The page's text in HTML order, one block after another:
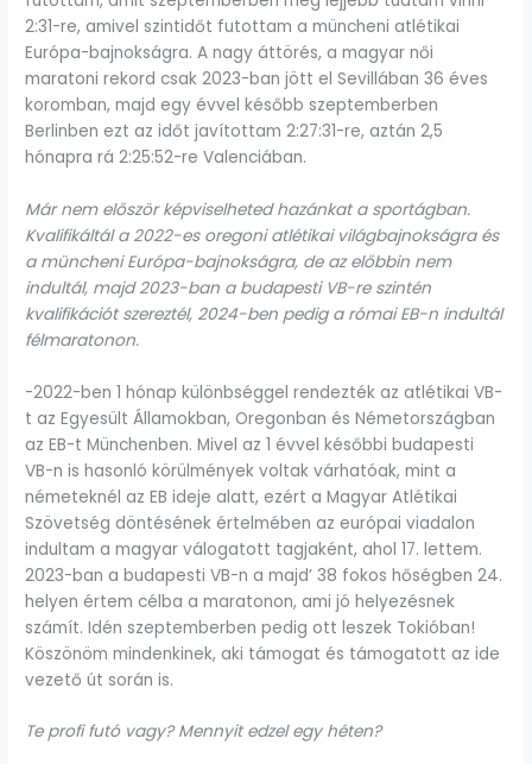
2:31-re, amivel szintidőt futottam a müncheni atlétikai
Európa-bajnokságra. A nagy áttörés, a magyar női
maratoni rekord csak 2023-ban jött el Sevillában 36 éves
koromban, majd egy évvel később szeptemberben
Berlinben ezt az időt javítottam 2:27:31-re, aztán 2,5
hónapra rá 2:25:52-re Valenciában.
Már nem először képviselheted hazánkat a sportágban.
Kvalifikáltál a 2022-es oregoni atlétikai világbajnokságra és
a müncheni Európa-bajnokságra, de az előbbin nem
indultál, majd 2023-ban a budapesti VB-re szintén
kvalifikációt szereztél, 2024-ben pedig a római EB-n indultál
félmaratonon.
-2022-ben 1 hónap különbséggel rendezték az atlétikai VB-
t az Egyesült Államokban, Oregonban és Németországban
az EB-t Münchenben. Mivel az 1 évvel későbbi budapesti
VB-n is hasonló körülmények voltak várhatóak, mint a
németeknél az EB ideje alatt, ezért a Magyar Atlétikai
Szövetség döntésének értelmében az európai viadalon
indultam a magyar válogatott tagjaként, ahol 17. lettem.
2023-ban a budapesti VB-n a majd’ 38 fokos hőségben 24.
helyen értem célba a maratonon, ami jó helyezésnek
számít. Idén szeptemberben pedig ott leszek Tokióban!
Köszönöm mindenkinek, aki támogat és támogatott az ide
vezető út során is.
Te profi futó vagy? Mennyit edzel egy héten?